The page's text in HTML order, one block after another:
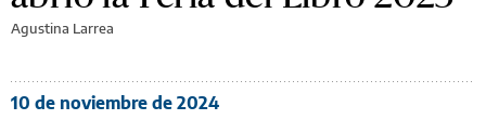
Agustina Larrea
10 de noviembre de 2024